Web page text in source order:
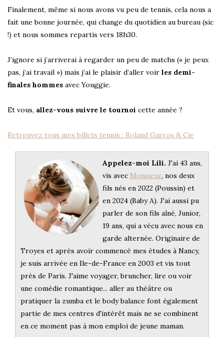
Finalement, même si nous avons vu peu de tennis, cela nous a
fait une bonne journée, qui change du quotidien au bureau (sic
!) et nous sommes repartis vers 18h30.
J’ignore si j’arriverai à regarder un peu de matchs (« je peux
pas, j’ai travail ») mais j’ai le plaisir d’aller voir les demi-
finales hommes avec Youggie.
Et vous, allez-vous suivre le tournoi cette année ?
Retrouvez tous mes billets tennis : Roland Garros & Cie
Appelez-moi Lili. J'ai 43 ans,
vis avec Monsieur, nos deux
fils nés en 2022 (Poussin) et
en 2024 (Baby A). J'ai aussi pu
parler de son fils aîné, Junior,
19 ans, qui a vécu avec nous en
garde alternée. Originaire de
Troyes et après avoir commencé mes études à Nancy,
je suis arrivée en Ile-de-France en 2003 et vis tout
près de Paris. J'aime voyager, bruncher, lire ou voir
une comédie romantique... aller au théâtre ou
pratiquer la zumba et le body balance font également
partie de mes centres d'intérêt mais ne se combinent
en ce moment pas à mon emploi de jeune maman.